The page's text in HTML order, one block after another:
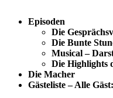
Episoden
Die
Die Bunte
Musical –
Die Highlights
Die Macher
Gästeliste – Alle